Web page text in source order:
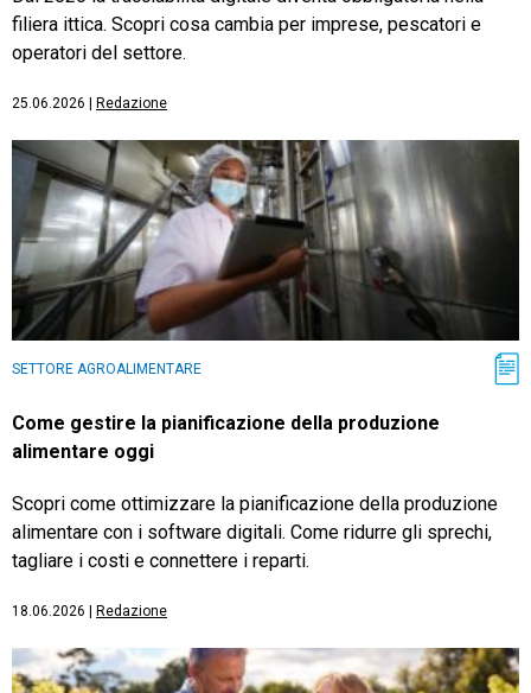
filiera ittica. Scopri cosa cambia per imprese, pescatori e
operatori del settore.
25.06.2026 Redazione
SETTORE AGROALIMENTARE
Come gestire la pianificazione della produzione
alimentare oggi
Scopri come ottimizzare la pianificazione della produzione
alimentare con i software digitali. Come ridurre gli sprechi,
tagliare i costi e connettere i reparti.
18.06.2026 Redazione